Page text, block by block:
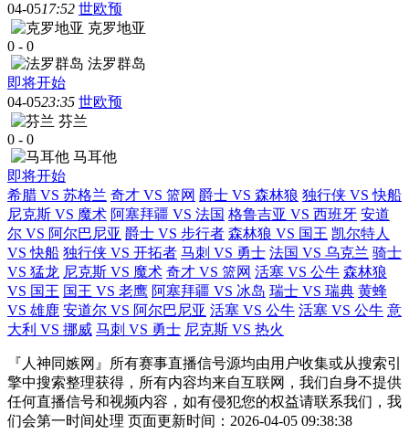
04-0517:52 世欧预
克罗地亚
0 - 0
法罗群岛
即将开始
04-0523:35 世欧预
芬兰
0 - 0
马耳他
即将开始
希腊 VS 苏格兰 奇才 VS 篮网 爵士 VS 森林狼 独行侠 VS 快船
尼克斯 VS 魔术 阿塞拜疆 VS 法国 格鲁吉亚 VS 西班牙 安道
尔 VS 阿尔巴尼亚 爵士 VS 步行者 森林狼 VS 国王 凯尔特人
VS 快船 独行侠 VS 开拓者 马刺 VS 勇士 法国 VS 乌克兰 骑士
VS 猛龙 尼克斯 VS 魔术 奇才 VS 篮网 活塞 VS 公牛 森林狼
VS 国王 国王 VS 老鹰 阿塞拜疆 VS 冰岛 瑞士 VS 瑞典 黄蜂
VS 雄鹿 安道尔 VS 阿尔巴尼亚 活塞 VS 公牛 活塞 VS 公牛 意
大利 VS 挪威 马刺 VS 勇士 尼克斯 VS 热火
『人神同嫉网』所有赛事直播信号源均由用户收集或从搜索引
擎中搜索整理获得，所有内容均来自互联网，我们自身不提供
任何直播信号和视频内容，如有侵犯您的权益请联系我们，我
们会第一时间处理 页面更新时间：2026-04-05 09:38:38